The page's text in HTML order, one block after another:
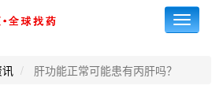
Toggle
肝功能正常可能患有丙肝吗？